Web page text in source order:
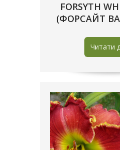
FORSYTH
(ФОРСАЙТ
Читати